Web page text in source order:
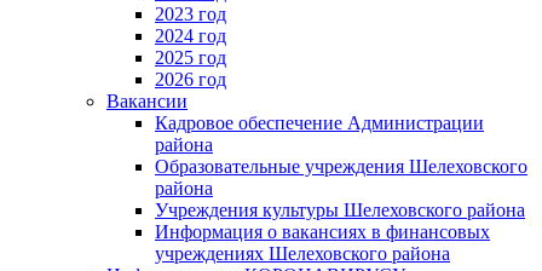
2023 год
2024 год
2025 год
2026 год
Вакансии
Кадровое обеспечение Администрации
района
Образовательные учреждения Шелеховского
района
Учреждения культуры Шелеховского района
Информация о вакансиях в финансовых
учреждениях Шелеховского района